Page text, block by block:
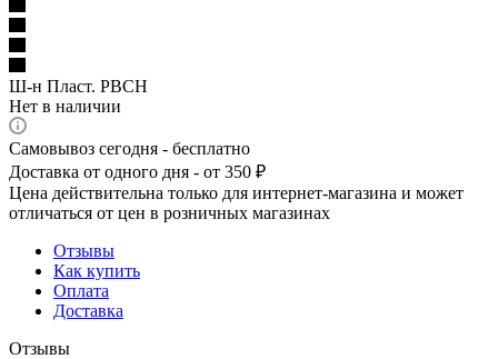
Ш-н Пласт. РВСН
Нет в наличии
Самовывоз сегодня - бесплатно
Доставка от одного дня - от 350 ₽
Цена действительна только для интернет-магазина и может
отличаться от цен в розничных магазинах
Отзывы
Как купить
Оплата
Доставка
Отзывы